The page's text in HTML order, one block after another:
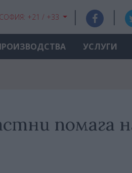
СОФИЯ: +21 / +33
УСЛУГИ
помага